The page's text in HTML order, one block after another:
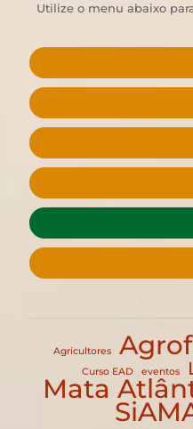
Utilize o menu abaixo
Agricultores
Curso EAD
eventos
Mata